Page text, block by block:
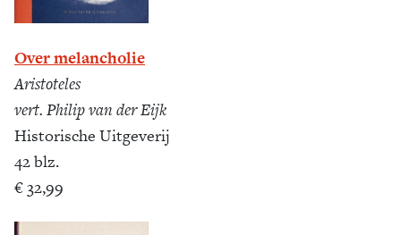
Over melancholie
Aristoteles
vert. Philip van der Eijk
Historische Uitgeverij
42 blz.
€ 32,99